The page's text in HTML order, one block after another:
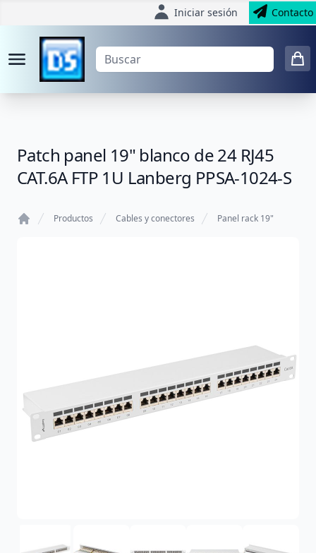
Iniciar sesión Contacto
Patch panel 19" blanco de 24 RJ45
CAT.6A FTP 1U Lanberg PPSA-1024-S
Productos Cables y conectores Panel rack 19"